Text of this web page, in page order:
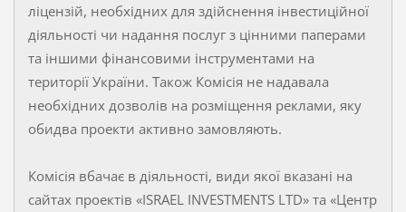
ліцензій, необхідних для здійснення інвестиційної
діяльності чи надання послуг з цінними паперами
та іншими фінансовими інструментами на
території України. Також Комісія не надавала
необхідних дозволів на розміщення реклами, яку
обидва проекти активно замовляють.
Комісія вбачає в діяльності, види якої вказані на
сайтах проектів «ISRAEL INVESTMENTS LTD» та «Центр